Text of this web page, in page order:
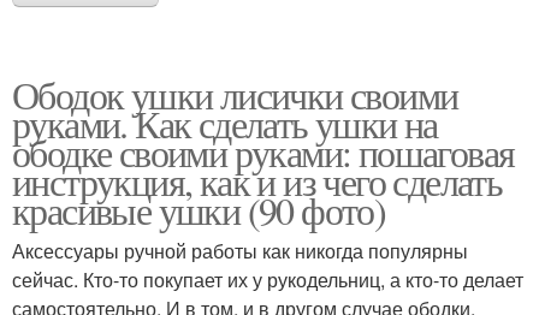
Ободок ушки лисички своими
руками. Как сделать ушки на
ободке своими руками: пошаговая
инструкция, как и из чего сделать
красивые ушки (90 фото)
Аксессуары ручной работы как никогда популярны
сейчас. Кто-то покупает их у рукодельниц, а кто-то делает
самостоятельно. И в том, и в другом случае ободки,